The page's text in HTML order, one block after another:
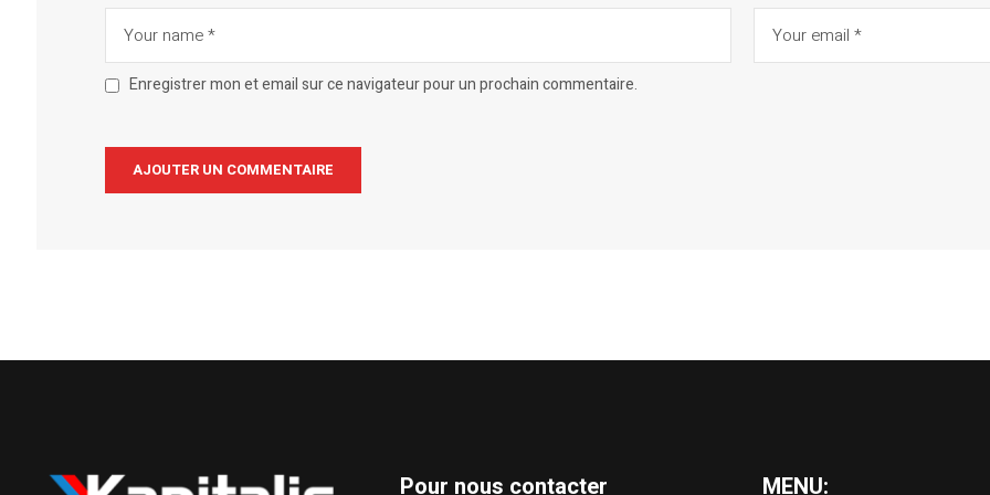
Enregistrer mon et email sur ce navigateur pour un prochain commentaire.
Pour nous contacter MENU: